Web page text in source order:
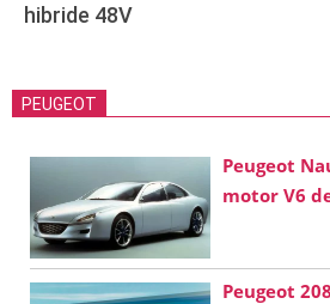
hibride 48V
27
PEUGEOT
Peugeot
motor V6
Peugeot